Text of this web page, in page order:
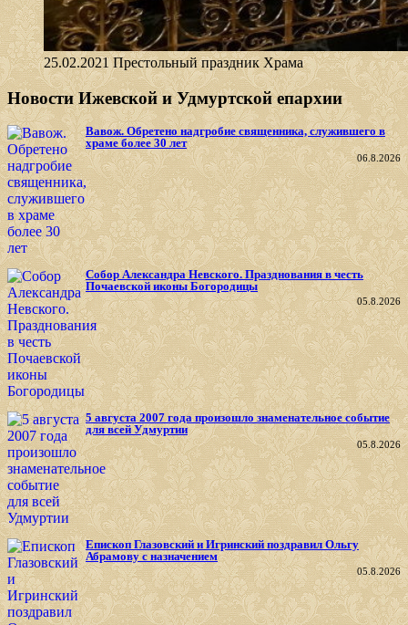
25.02.2021 Престольный праздник Храма
Новости Ижевской и Удмуртской епархии
Вавож. Обретено надгробие священника, служившего в
храме более 30 лет
06.8.2026
Собор Александра Невского. Празднования в честь
Почаевской иконы Богородицы
05.8.2026
5 августа 2007 года произошло знаменательное событие
для всей Удмуртии
05.8.2026
Епископ Глазовский и Игринский поздравил Ольгу
Абрамову с назначением
05.8.2026